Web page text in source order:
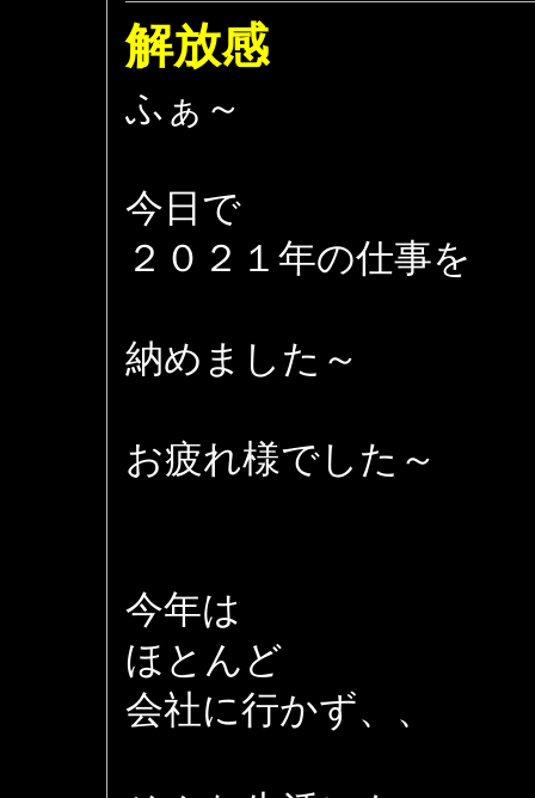
解放感
ふぁ～
今日で
２０２１年の仕事を
納めました～
お疲れ様でした～
今年は
ほとんど
会社に行かず、、